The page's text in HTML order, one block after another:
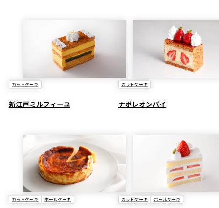
カットケーキ
新江戸ミルフィーユ
カットケーキ
ナポレオンパイ
カットケーキ ホールケーキ カットケーキ ホールケーキ